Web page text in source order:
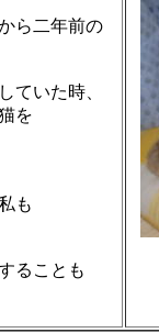
ら二年前の
ていた時、
を
も
ることも